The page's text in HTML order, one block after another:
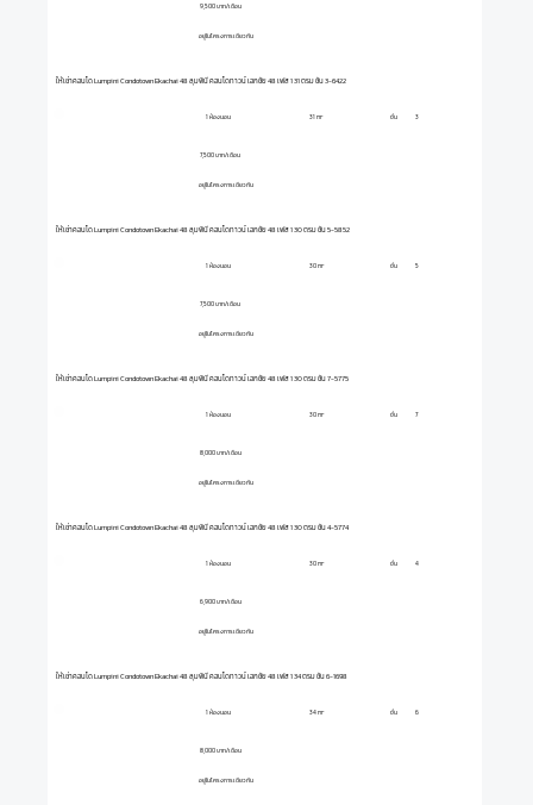
9,500 บาท/เดือน
อยู่ในโครงการเดียวกัน
ให้เช่าคอนโด Lumpini Condotown Ekachai 48 ลุมพินี คอนโดทาวน์ เอกชัย 48 เฟส 1 31 ตรม ชั้น 3-6422
1 ห้องนอน
7,500 บาท/เดือน
ชั้น
31 m² 3
อยู่ในโครงการเดียวกัน
ให้เช่าคอนโด Lumpini Condotown Ekachai 48 ลุมพินี คอนโดทาวน์ เอกชัย 48 เฟส 1 30 ตรม ชั้น 5-5852
1 ห้องนอน
7,500 บาท/เดือน
ชั้น
30 m² 5
อยู่ในโครงการเดียวกัน
ให้เช่าคอนโด Lumpini Condotown Ekachai 48 ลุมพินี คอนโดทาวน์ เอกชัย 48 เฟส 1 30 ตรม ชั้น 7-5775
1 ห้องนอน
8,000 บาท/เดือน
ชั้น
30 m² 7
อยู่ในโครงการเดียวกัน
ให้เช่าคอนโด Lumpini Condotown Ekachai 48 ลุมพินี คอนโดทาวน์ เอกชัย 48 เฟส 1 30 ตรม ชั้น 4-5774
1 ห้องนอน
6,900 บาท/เดือน
ชั้น
30 m² 4
อยู่ในโครงการเดียวกัน
ให้เช่าคอนโด Lumpini Condotown Ekachai 48 ลุมพินี คอนโดทาวน์ เอกชัย 48 เฟส 1 34 ตรม ชั้น 6-1698
1 ห้องนอน
8,000 บาท/เดือน
ชั้น
34 m² 6
อยู่ในโครงการเดียวกัน